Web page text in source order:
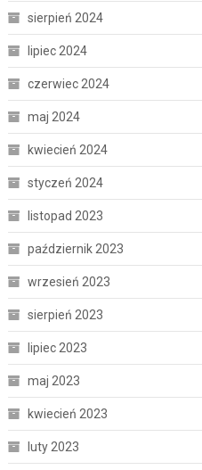
sierpień 2024
lipiec 2024
czerwiec 2024
maj 2024
kwiecień 2024
styczeń 2024
listopad 2023
październik 2023
wrzesień 2023
sierpień 2023
lipiec 2023
maj 2023
kwiecień 2023
luty 2023